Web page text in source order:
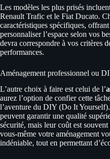
Les modèles les plus prisés
Renault Trafic et le Fiat Ducato.
caractéristiques spécifiques,
personnaliser l’espace selon vos
devra correspondre à vos critères
performances.
Aménagement professionnel ou
L’autre choix à faire est celui de l’
aurez l’option de confier cette
l’aventure du DIY (Do It
peuvent garantir une qualité
sécurité, mais leur coût est
vous-même votre aménagement
indéniable, tout en permettant